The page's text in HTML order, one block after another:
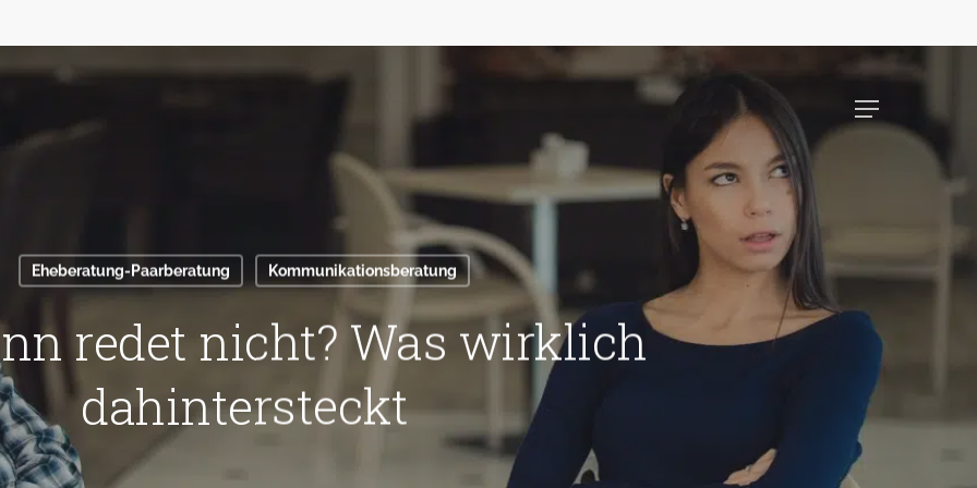
Menu
Eheberatung-Paarberatung Kommunikationsberatung
redet nicht? Was wirklich
dahintersteckt